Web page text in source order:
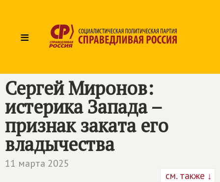
≡
Сергей Миронов:
истерика Запада –
признак заката его
владычества
11 марта 2025
см. также ↓